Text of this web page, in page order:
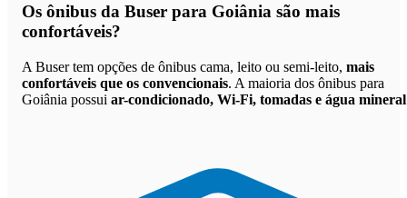
Os ônibus da Buser para Goiânia são mais
confortáveis?
A Buser tem opções de ônibus cama, leito ou semi-leito, mais
confortáveis que os convencionais. A maioria dos ônibus para
Goiânia possui ar-condicionado, Wi-Fi, tomadas e água mineral